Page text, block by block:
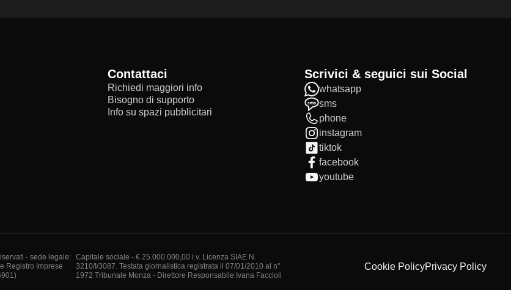
Contattaci
Richiedi maggiori info
Bisogno di supporto
Info su spazi pubblicitari
Scrivici & seguici sui Social
whatsapp
sms
phone
instagram
tiktok
facebook
youtube
- sede legale:
Registro Imprese
Capitale sociale - € 25.000.000,00 i.v. Licenza SIAE N.
3210/I/3087. Testata giornalistica registrata il 07/01/2010 al n°
1972 Tribunale Monza - Direttore Responsabile Ivana Faccioli
Cookie PolicyPrivacy Policy